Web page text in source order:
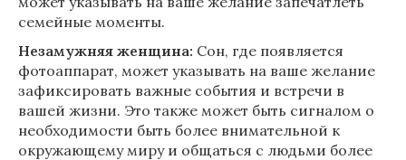
семейные моменты.
Незамужняя женщина: Сон, где появляется
фотоаппарат, может указывать на ваше желание
зафиксировать важные события и встречи в
вашей жизни. Это также может быть сигналом о
необходимости быть более внимательной к
окружающему миру и общаться с людьми более